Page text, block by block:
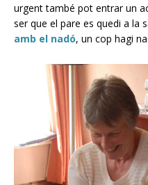
urgent també pot entrar un
ser que el pare es quedi a la
amb el nadó, un cop hagi